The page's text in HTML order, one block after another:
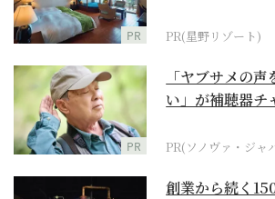
PR PR(星野リゾート)
PR
「ヤブサメの
い」が補聴器チ
PR(ソノヴァ・ジャ
創業から続く